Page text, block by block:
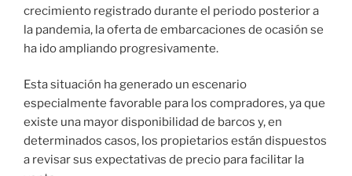
crecimiento registrado durante el periodo posterior a
la pandemia, la oferta de embarcaciones de ocasión se
ha ido ampliando progresivamente.
Esta situación ha generado un escenario
especialmente favorable para los compradores, ya que
existe una mayor disponibilidad de barcos y, en
determinados casos, los propietarios están dispuestos
a revisar sus expectativas de precio para facilitar la